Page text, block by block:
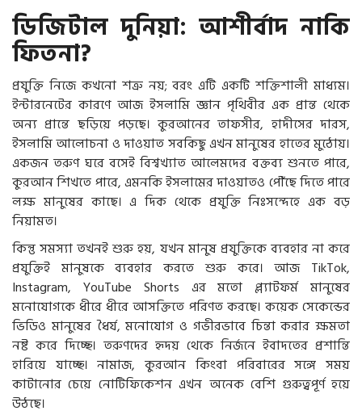
ডিজিটাল দুনিয়া: আশীর্বাদ নাকি
ফিতনা?
প্রযুক্তি নিজে কখনো শত্রু নয়; বরং এটি একটি শক্তিশালী মাধ্যম।
ইন্টারনেটের কারণে আজ ইসলামি জ্ঞান পৃথিবীর এক প্রান্ত থেকে
অন্য প্রান্তে ছড়িয়ে পড়ছে। কুরআনের তাফসীর, হাদীসের দারস,
ইসলামি আলোচনা ও দাওয়াত সবকিছু এখন মানুষের হাতের মুঠোয়।
একজন তরুণ ঘরে বসেই বিশ্বখ্যাত আলেমদের বক্তব্য শুনতে পারে,
কুরআন শিখতে পারে, এমনকি ইসলামের দাওয়াতও পৌঁছে দিতে পারে
লক্ষ মানুষের কাছে। এ দিক থেকে প্রযুক্তি নিঃসন্দেহে এক বড়
নিয়ামত।
কিন্তু সমস্যা তখনই শুরু হয়, যখন মানুষ প্রযুক্তিকে ব্যবহার না করে
প্রযুক্তিই মানুষকে ব্যবহার করতে শুরু করে। আজ TikTok,
Instagram, YouTube Shorts এর মতো প্ল্যাটফর্ম মানুষের
মনোযোগকে ধীরে ধীরে আসক্তিতে পরিণত করছে। কয়েক সেকেন্ডের
ভিডিও মানুষের ধৈর্য, মনোযোগ ও গভীরভাবে চিন্তা করার ক্ষমতা
নষ্ট করে দিচ্ছে। তরুণদের হৃদয় থেকে নির্জনে ইবাদতের প্রশান্তি
হারিয়ে যাচ্ছে। নামাজ, কুরআন কিংবা পরিবারের সঙ্গে সময়
কাটানোর চেয়ে নোটিফিকেশন এখন অনেক বেশি গুরুত্বপূর্ণ হয়ে
উঠছে।